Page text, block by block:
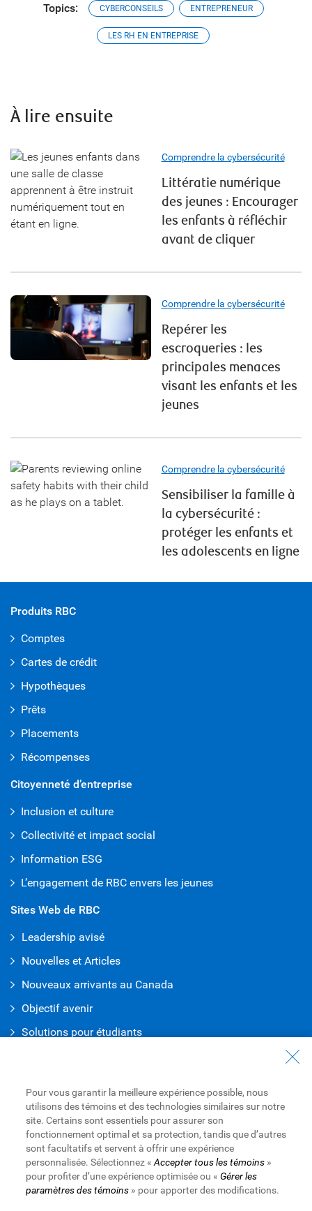
Topics: CYBERCONSEILS ENTREPRENEUR
LES RH EN ENTREPRISE
À lire ensuite
Comprendre la cybersécurité
Littératie numérique
des jeunes : Encourager
les enfants à réfléchir
avant de cliquer
Comprendre la cybersécurité
Repérer les
escroqueries : les
principales menaces
visant les enfants et les
jeunes
Comprendre la cybersécurité
Sensibiliser la famille à
la cybersécurité :
protéger les enfants et
les adolescents en ligne
Produits RBC
Comptes
Cartes de crédit
Hypothèques
Prêts
Placements
Récompenses
Citoyenneté d’entreprise
Inclusion et culture
Collectivité et impact social
Information ESG
L’engagement de RBC envers les jeunes
Sites Web de RBC
Leadership avisé
Nouvelles et Articles
Nouveaux arrivants au Canada
Objectif avenir
Solutions pour étudiants
Nous joindre
Trouvez une succursale ou un GAB
Prendre un rendez-vous
Royal Bank of Canada Website
Pour vous garantir la meilleure expérience possible, nous
utilisons des témoins et des technologies similaires sur notre
site. Certains sont essentiels pour assurer son
fonctionnement optimal et sa protection, tandis que d’autres
sont facultatifs et servent à offrir une expérience
personnalisée. Sélectionnez « Accepter tous les témoins»
pour profiter d’une expérience optimisée ou « Gérer les
paramètres des témoins» pour apporter des modifications.